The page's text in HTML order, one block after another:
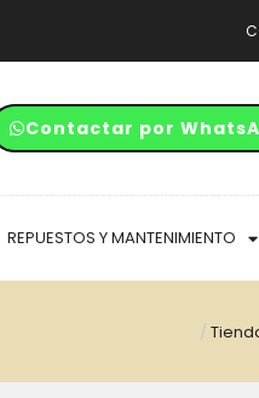
Contactar por
REPUESTOS Y MANTENIMIENTO
/